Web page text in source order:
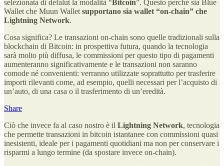
selezionata di defalut la modalità “ Bitcoin”. Questo perché sia Blue
Wallet che Muun Wallet supportano sia wallet “on-chain” che
Lightning Network.
Cosa significa? Le transazioni on-chain sono quelle tradizionali sulla
blockchain di Bitcoin: in prospettiva futura, quando la tecnologia
sarà molto più diffusa, le commissioni per questo tipo di pagamenti
aumenteranno significativamente e le transazioni non saranno
comode né convenienti: verranno utilizzate soprattutto per trasferire
importi rilevanti come, ad esempio, quelli necessari per l’acquisto di
un’auto, di una casa o il trasferimento di un’eredità.
Share
Ciò che invece fa al caso nostro è il Lightning Network, tecnologia
che permette transazioni in bitcoin istantanee con commissioni quasi
inesistenti, ideale per i pagamenti quotidiani ma non per conservare i
risparmi a lungo termine (da spostare invece on-chain).